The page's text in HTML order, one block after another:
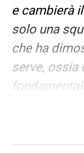
e cambierà
solo una
che ha
serve, ossia